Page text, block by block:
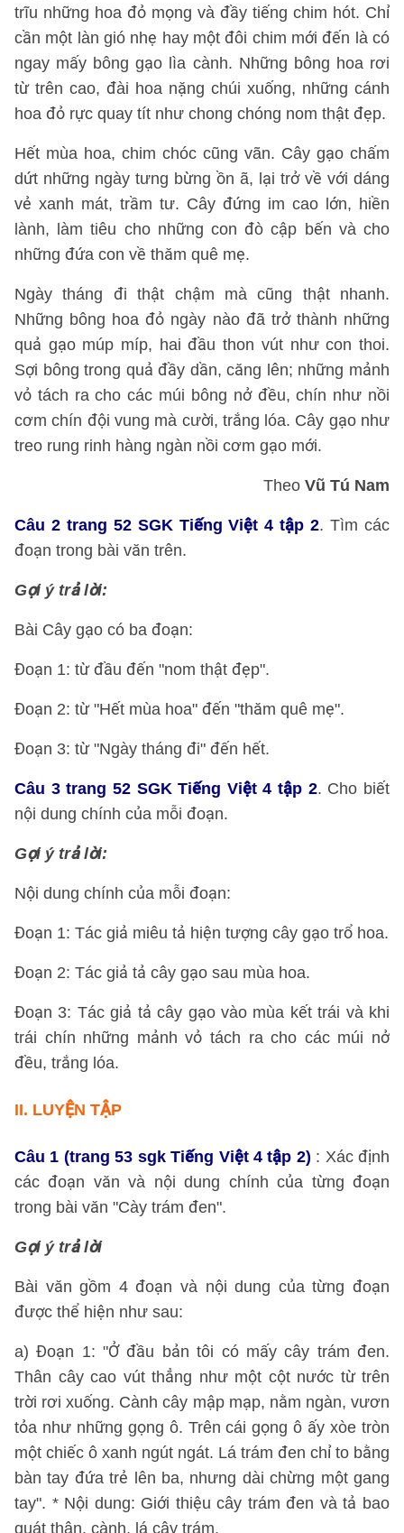
trĩu những hoa đỏ mọng và đầy tiếng chim hót. Chỉ
cần một làn gió nhẹ hay một đôi chim mới đến là có
ngay mấy bông gạo lìa cành. Những bông hoa rơi
từ trên cao, đài hoa nặng chúi xuống, những cánh
hoa đỏ rực quay tít như chong chóng nom thật đẹp.
Hết mùa hoa, chim chóc cũng vãn. Cây gạo chấm
dứt những ngày tưng bừng ồn ã, lại trở về với dáng
vẻ xanh mát, trầm tư. Cây đứng im cao lớn, hiền
lành, làm tiêu cho những con đò cập bến và cho
những đứa con về thăm quê mẹ.
Ngày tháng đi thật chậm mà cũng thật nhanh.
Những bông hoa đỏ ngày nào đã trở thành những
quả gạo múp míp, hai đầu thon vút như con thoi.
Sợi bông trong quả đầy dần, căng lên; những mảnh
vỏ tách ra cho các múi bông nở đều, chín như nồi
cơm chín đội vung mà cười, trắng lóa. Cây gạo như
treo rung rinh hàng ngàn nồi cơm gạo mới.
Theo Vũ Tú Nam
Câu 2 trang 52 SGK Tiếng Việt 4 tập 2. Tìm các
đoạn trong bài văn trên.
Gợi ý trả lời:
Bài Cây gạo có ba đoạn:
Đoạn 1: từ đầu đến "nom thật đẹp".
Đoạn 2: từ "Hết mùa hoa" đến "thăm quê mẹ".
Đoạn 3: từ "Ngày tháng đi" đến hết.
Câu 3 trang 52 SGK Tiếng Việt 4 tập 2. Cho biết
nội dung chính của mỗi đoạn.
Gợi ý trả lời:
Nội dung chính của mỗi đoạn:
Đoạn 1: Tác giả miêu tả hiện tượng cây gạo trổ hoa.
Đoạn 2: Tác giả tả cây gạo sau mùa hoa.
Đoạn 3: Tác giả tả cây gạo vào mùa kết trái và khi
trái chín những mảnh vỏ tách ra cho các múi nở
đều, trắng lóa.
II. LUYỆN TẬP
Câu 1 (trang 53 sgk Tiếng Việt 4 tập 2) : Xác định
các đoạn văn và nội dung chính của từng đoạn
trong bài văn "Cày trám đen".
Gợi ý trả lời
Bài văn gồm 4 đoạn và nội dung của từng đoạn
được thể hiện như sau:
a) Đoạn 1: "Ở đầu bản tôi có mấy cây trám đen.
Thân cây cao vút thẳng như một cột nước từ trên
trời rơi xuống. Cành cây mập mạp, nằm ngàn, vươn
tỏa như những gọng ô. Trên cái gọng ô ấy xòe tròn
một chiếc ô xanh ngút ngát. Lá trám đen chỉ to bằng
bàn tay đứa trẻ lên ba, nhưng dài chừng một gang
tay". * Nội dung: Giới thiệu cây trám đen và tả bao
quát thân, cành, lá cây trám.